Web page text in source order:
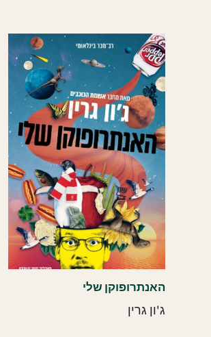
האנתרופוקן שלי
ג'ון גרין